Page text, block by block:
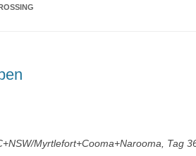
Myrtlefort+Cooma+Narooma, Tag